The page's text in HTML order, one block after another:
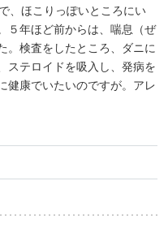
、ほこりっぽいところにい
５年ほど前からは、喘息（ぜ
。検査をしたところ、ダニに
ステロイドを吸入し、発病を
健康でいたいのですが。アレ